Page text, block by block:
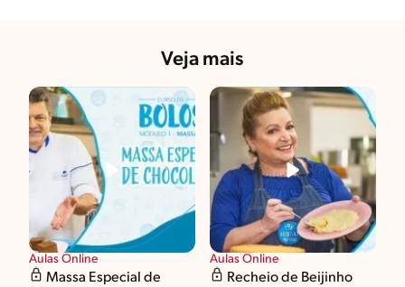
Veja mais
Aulas Online
Massa Especial de
Aulas Online
Recheio de Beijinho